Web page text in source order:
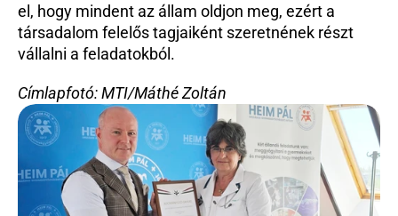
el, hogy mindent az állam oldjon meg, ezért a
társadalom felelős tagjaiként szeretnének részt
vállalni a feladatokból.
Címlapfotó: MTI/Máthé Zoltán